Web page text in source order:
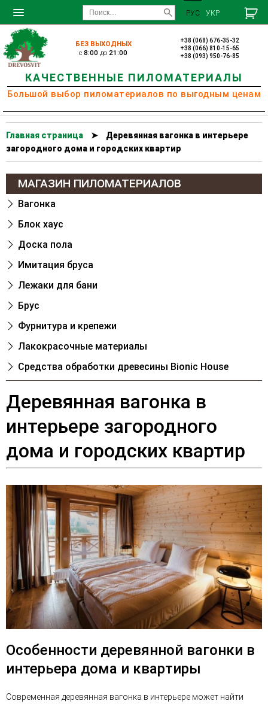
РУС УКР
БЕЗ ВЫХОДНЫХ
c8:00 до21:00
+38 (068) 676-35-32
+38 (066) 810-15-65
+38 (093) 950-76-85
КАЧЕСТВЕННЫЕ ПИЛОМАТЕРИАЛЫ
Большой выбор пиломатериалов по выгодным ценам
Главная страница ➤
Деревянная вагонка в интерьере
загородного дома и городских квартир
МАГАЗИН ПИЛОМАТЕРИАЛОВ
Вагонка
Блок хаус
Доска пола
Имитация бруса
Лежаки для бани
Брус
Фурнитура и крепежи
Лакокрасочные материалы
Cредства обработки древесины Bionic House
Деревянная вагонка в
интерьере загородного
дома и городских квартир
Особенности деревянной вагонки в
интерьера дома и квартиры
Современная деревянная вагонка в интерьере может найти